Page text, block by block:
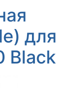
для
Black